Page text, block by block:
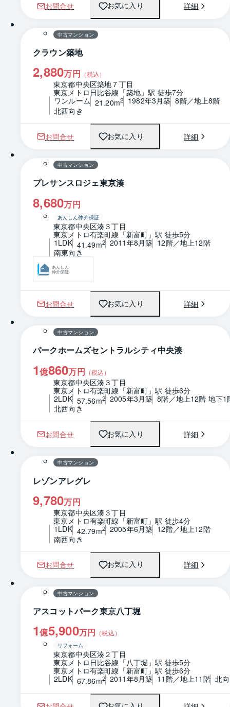
お問合せ お気に入り 詳細
1 / 0 間取り
中古マンション
クラウン築地
2,880万円 （税込）
東京都中央区築地７丁目
東京メトロ日比谷線「築地」駅 徒歩7分
ワンルーム 21.20m2 1982年3月築 8階／地上8階
北西向き
お問合せ お気に入り 詳細
1 / 0 間取り
中古マンション
プレサンスロジェ東京湊
8,680万円
あんしん仲介保証
東京都中央区湊３丁目
東京メトロ有楽町線「新富町」駅 徒歩5分
1LDK 41.49m2 2011年8月築 12階／地上12階
南東向き
あんしん
仲介保証
お問合せ お気に入り 詳細
1 / 0 間取り
中古マンション
パークホームズセントラルシティ中央湊
1億860万円 （税込）
東京都中央区湊３丁目
東京メトロ有楽町線「新富町」駅 徒歩6分
2LDK 57.56m2 2005年3月築 8階／地上12階 地下1
北西向き
お問合せ お気に入り 詳細
1 / 0 間取り
中古マンション
レゾンアレグレ
9,780万円
東京都中央区湊３丁目
東京メトロ有楽町線「新富町」駅 徒歩4分
1LDK 42.79m2 2005年6月築 12階／地上12階
南西向き
お問合せ お気に入り 詳細
1 / 0 間取り
中古マンション
アスコットパーク東京八丁堀
1億5,900万円 （税込）
リフォーム
東京都中央区湊２丁目
東京メトロ日比谷線「八丁堀」駅 徒歩5分
東京メトロ有楽町線「新富町」駅 徒歩6分
2LDK 67.86m2 2011年8月築 11階／地上11階 北